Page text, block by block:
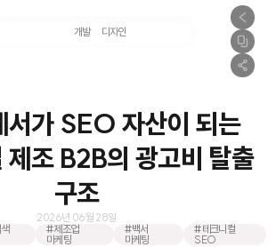
개발 디자인
서가 SEO 자산이 되는
제조 B2B의 광고비 탈출
구조
2026년 06월 28일
#제조업
마케팅
#백서
마케팅
#테크니컬
SEO